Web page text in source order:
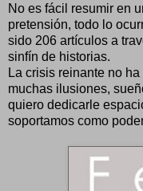
No es fácil resumir en
pretensión, todo lo
sido 206 artículos a
sinfín de historias.
La crisis reinante no
muchas ilusiones,
quiero dedicarle
soportamos como